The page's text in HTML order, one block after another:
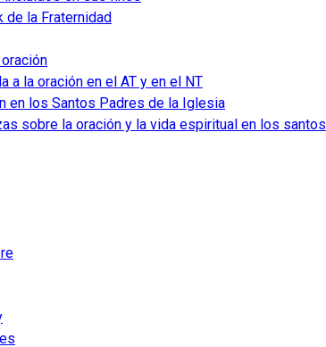
de la Fraternidad
a la oración en el AT y en el NT
en los Santos Padres de la Iglesia
sobre la oración y la vida espiritual en los santos